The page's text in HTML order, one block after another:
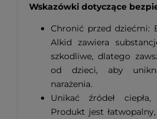
Wskazówki dotyczące
Chronić przed dziećmi:
Alkid zawiera
szkodliwe, dlatego
od dzieci, aby
narażenia.
Unikać źródeł
Produkt jest